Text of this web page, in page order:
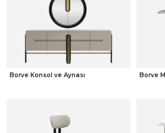
Borve Konsol ve Aynası Borve